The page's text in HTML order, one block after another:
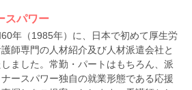
スパワー
60年（1985年）に、日本で初めて厚生労
師専門の人材紹介及び人材派遣会社と
ました。常勤・パートはもちろん、派
ースパワー独自の就業形態である応援